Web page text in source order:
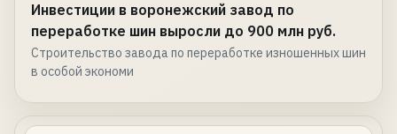
Инвестиции в воронежский завод по
переработке шин выросли до 900 млн руб.
Строительство завода по переработке изношенных шин
в особой экономи